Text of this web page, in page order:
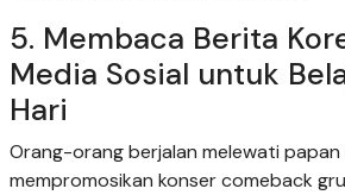
5. Membaca Berita
Media Sosial untuk
Hari
Orang-orang berjalan melewati papan
mempromosikan konser comeback